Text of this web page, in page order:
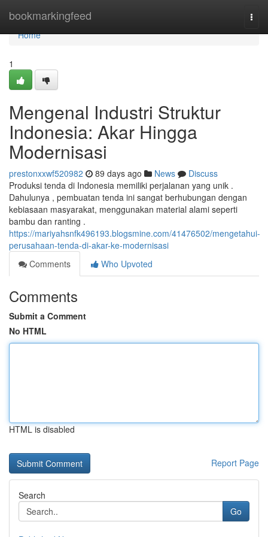
bookmarkingfeed
Home
Home
1
Mengenal Industri Struktur
Indonesia: Akar Hingga
Modernisasi
prestonxxwf520982 89 days ago News
Discuss
Produksi tenda di Indonesia memiliki perjalanan yang unik .
Dahulunya , pembuatan tenda ini sangat berhubungan dengan
kebiasaan masyarakat, menggunakan material alami seperti
bambu dan ranting .
https://mariyahsnfk496193.blogsmine.com/41476502/mengetahui-
perusahaan-tenda-di-akar-ke-modernisasi
Comments
Who Upvoted
Comments
Submit a Comment
No HTML
HTML is disabled
Report Page
Search
Go